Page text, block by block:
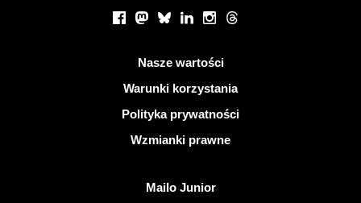
Portale społecznościowe
Facebook
Mastodon
BlueskyLinkedInInstagram
Threads
Nasze wartości
Warunki korzystania
Polityka prywatności
Wzmianki prawne
Mailo Junior